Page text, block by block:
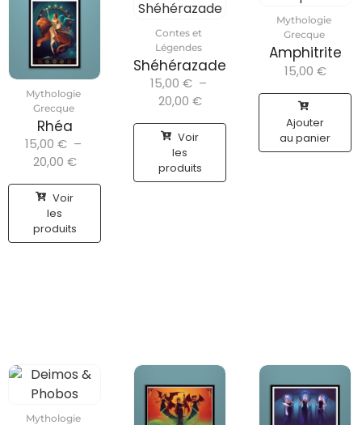
Mythologie
Grecque
Rhéa
15,00 € –
20,00 €
Voir
les
produits
Contes et
Légendes
Shéhérazade
15,00 € –
20,00 €
Voir
les
produits
Mythologie
Grecque
Amphitrite
15,00 €
Ajouter
au panier
Mythologie